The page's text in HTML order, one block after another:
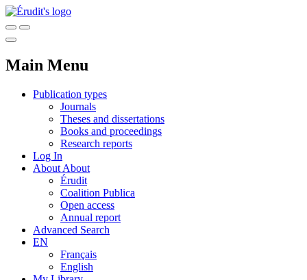
Main Menu
Publication types
Journals
Theses and dissertations
Books and proceedings
Research reports
Log In
About About
Érudit
Coalition Publica
Open access
Annual report
Advanced Search
EN
Français
English